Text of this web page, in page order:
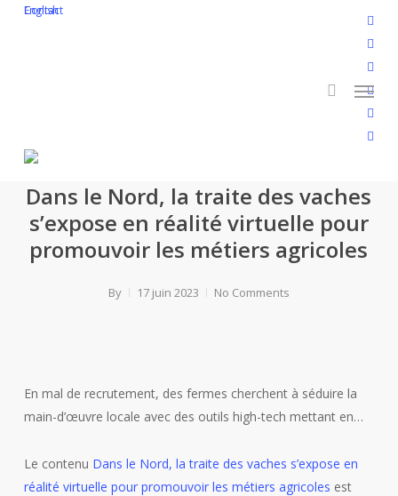
flickr
English
Contact
search
Menu
Dans le Nord, la traite des vaches
s’expose en réalité virtuelle pour
promouvoir les métiers agricoles
By 17 juin 2023 No Comments
En mal de recrutement, des fermes cherchent à séduire la
main-d’œuvre locale avec des outils high-tech mettant en…
Le contenu Dans le Nord, la traite des vaches s’expose en
réalité virtuelle pour promouvoir les métiers agricoles est